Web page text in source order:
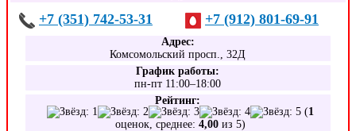
+7 (351) 742-53-31 +7 (912) 801-69-91
Адрес:
Комсомольский просп., 32Д
График работы:
пн-пт 11:00–18:00
Рейтинг:
(1
оценок, среднее:4,00 из 5)